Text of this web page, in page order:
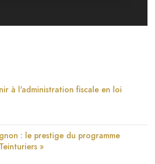
à l'administration fiscale en loi
: le prestige du programme
»